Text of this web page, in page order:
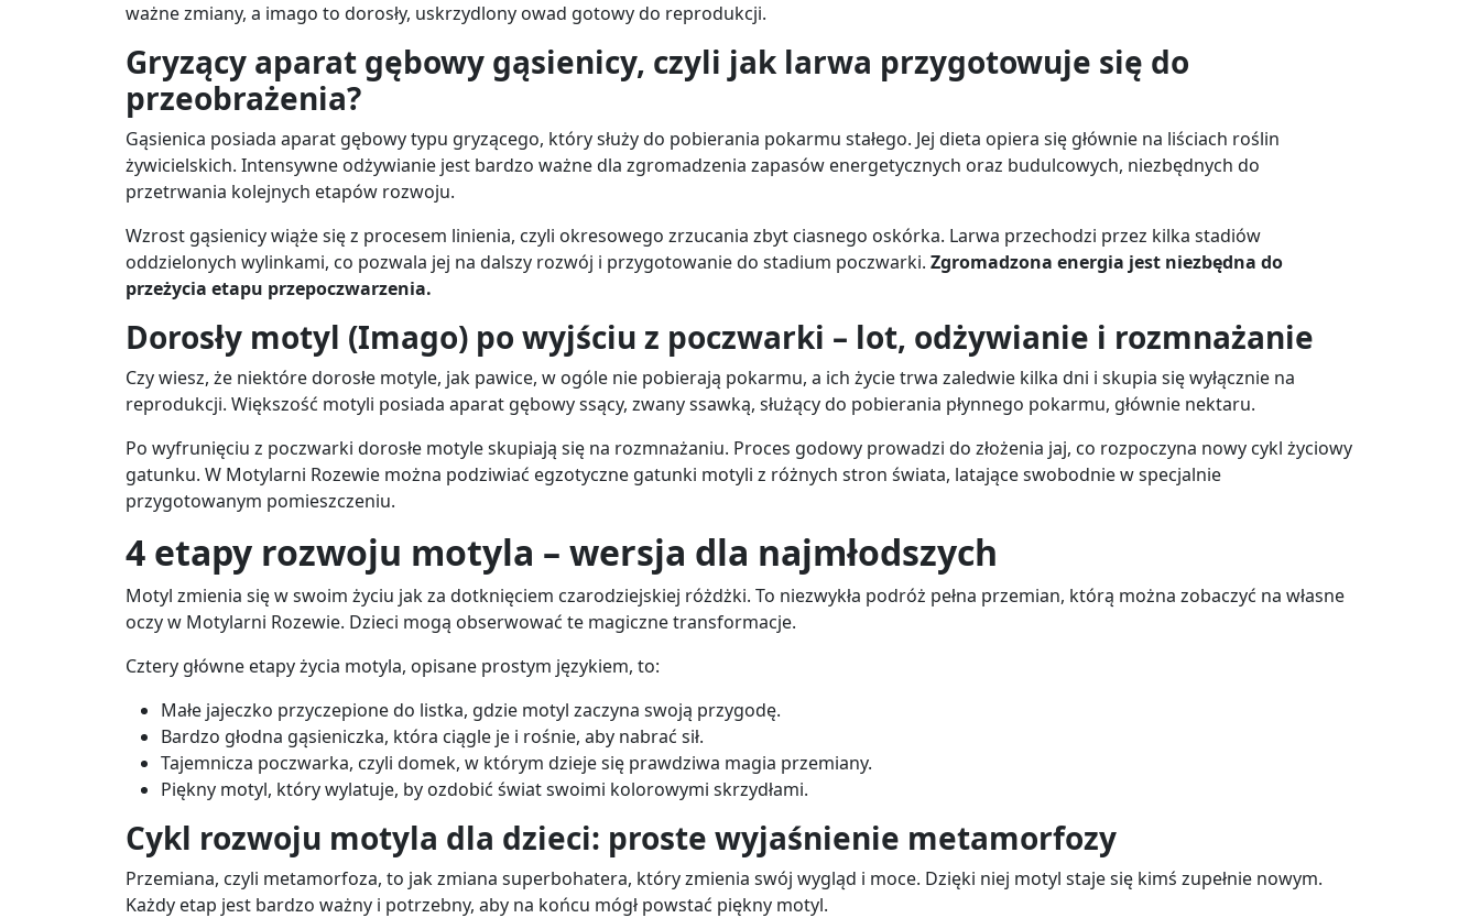
ważne zmiany, a imago to dorosły, uskrzydlony owad gotowy do reprodukcji.
Gryzący aparat gębowy gąsienicy, czyli jak larwa przygotowuje się do
przeobrażenia?
Gąsienica posiada aparat gębowy typu gryzącego, który służy do pobierania pokarmu stałego. Jej dieta opiera się głównie na liściach roślin
żywicielskich. Intensywne odżywianie jest bardzo ważne dla zgromadzenia zapasów energetycznych oraz budulcowych, niezbędnych do
przetrwania kolejnych etapów rozwoju.
Wzrost gąsienicy wiąże się z procesem linienia, czyli okresowego zrzucania zbyt ciasnego oskórka. Larwa przechodzi przez kilka stadiów
oddzielonych wylinkami, co pozwala jej na dalszy rozwój i przygotowanie do stadium poczwarki. Zgromadzona energia jest niezbędna do
przeżycia etapu przepoczwarzenia.
Dorosły motyl (Imago) po wyjściu z poczwarki – lot, odżywianie i rozmnażanie
Czy wiesz, że niektóre dorosłe motyle, jak pawice, w ogóle nie pobierają pokarmu, a ich życie trwa zaledwie kilka dni i skupia się wyłącznie na
reprodukcji. Większość motyli posiada aparat gębowy ssący, zwany ssawką, służący do pobierania płynnego pokarmu, głównie nektaru.
Po wyfrunięciu z poczwarki dorosłe motyle skupiają się na rozmnażaniu. Proces godowy prowadzi do złożenia jaj, co rozpoczyna nowy cykl życiowy
gatunku. W Motylarni Rozewie można podziwiać egzotyczne gatunki motyli z różnych stron świata, latające swobodnie w specjalnie
przygotowanym pomieszczeniu.
4 etapy rozwoju motyla – wersja dla najmłodszych
Motyl zmienia się w swoim życiu jak za dotknięciem czarodziejskiej różdżki. To niezwykła podróż pełna przemian, którą można zobaczyć na własne
oczy w Motylarni Rozewie. Dzieci mogą obserwować te magiczne transformacje.
Cztery główne etapy życia motyla, opisane prostym językiem, to:
Małe jajeczko przyczepione do listka, gdzie motyl zaczyna swoją przygodę.
Bardzo głodna gąsieniczka, która ciągle je i rośnie, aby nabrać sił.
Tajemnicza poczwarka, czyli domek, w którym dzieje się prawdziwa magia przemiany.
Piękny motyl, który wylatuje, by ozdobić świat swoimi kolorowymi skrzydłami.
Cykl rozwoju motyla dla dzieci: proste wyjaśnienie metamorfozy
Przemiana, czyli metamorfoza, to jak zmiana superbohatera, który zmienia swój wygląd i moce. Dzięki niej motyl staje się kimś zupełnie nowym.
Każdy etap jest bardzo ważny i potrzebny, aby na końcu mógł powstać piękny motyl.